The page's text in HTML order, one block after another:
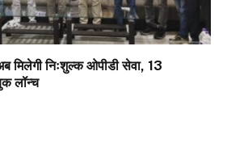
मिलेगी निःशुल्क ओपीडी सेवा, 13
लॉन्च